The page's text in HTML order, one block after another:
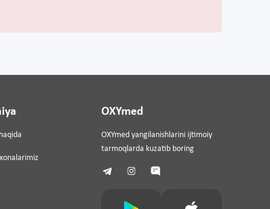
OXYmed
OXYmed yangilanishlarini ijtimoiy
tarmoqlarda kuzatib boring